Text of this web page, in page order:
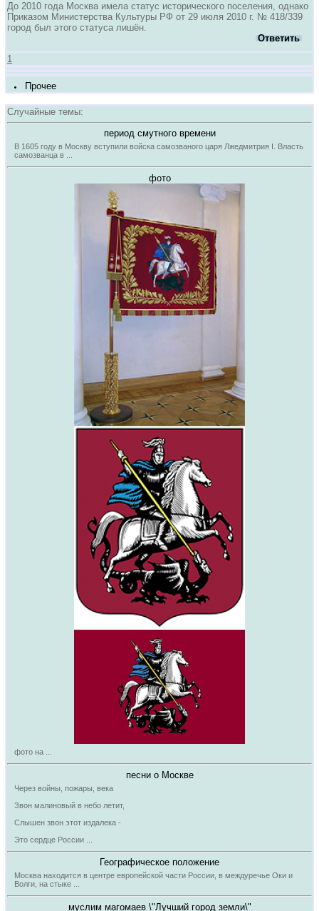
До 2010 года Москва имела статус исторического поселения, однако
Приказом Министерства Культуры РФ от 29 июля 2010 г. № 418/339
город был этого статуса лишён.
Ответить
1
Прочее
Случайные темы:
период смутного времени
В 1605 году в Москву вступили войска самозваного царя Лжедмитрия I. Власть
самозванца в ...
фото
фото на ...
песни о Москве
Через войны, пожары, века
Звон малиновый в небо летит,
Слышен звон этот издалека -
Это сердце России ...
Географическое положение
Москва находится в центре европейской части России, в междуречье Оки и
Волги, на стыке ...
муслим магомаев \"Лучший город земли\"